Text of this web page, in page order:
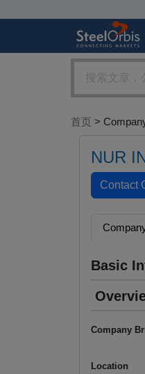
首页 >
NUR
Basic
Company
Location